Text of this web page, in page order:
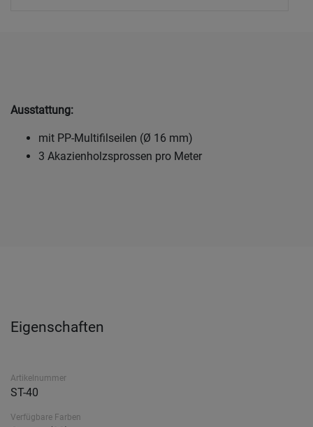
Ausstattung:
mit PP-Multifilseilen (Ø 16 mm)
3 Akazienholzsprossen pro Meter
Eigenschaften
Artikelnummer
ST-40
Verfügbare Farben